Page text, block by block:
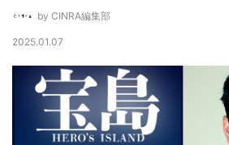
by CINRA編集部
2025.01.07